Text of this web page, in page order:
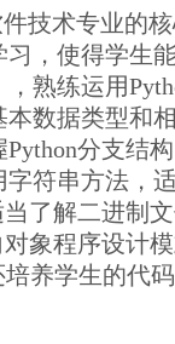
件技术专业的
，使得学生
熟练运用
数据类型和
分支结
符串方法，
了解二进制
象程序设计
养学生的代